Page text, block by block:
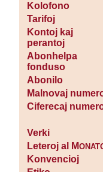
Kolofono
Tarifoj
Kontoj kaj
perantoj
Abonhelpa
fonduso
Abonilo
Malnovaj
Ciferecaj
Verki
Leteroj al M
Konvencioj